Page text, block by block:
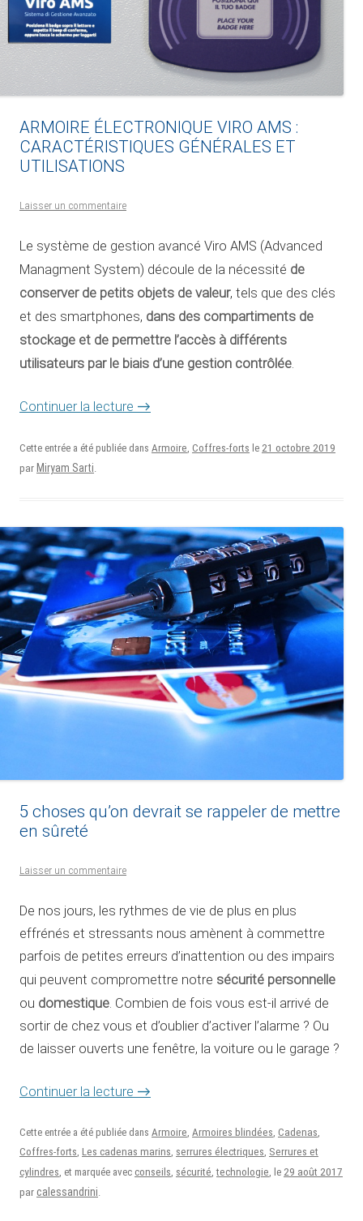
ARMOIRE ÉLECTRONIQUE VIRO AMS :
CARACTÉRISTIQUES GÉNÉRALES ET
UTILISATIONS
Laisser un commentaire
Le système de gestion avancé Viro AMS (Advanced
Managment System) découle de la nécessité de
conserver de petits objets de valeur, tels que des clés
et des smartphones, dans des compartiments de
stockage et de permettre l’accès à différents
utilisateurs par le biais d’une gestion contrôlée.
Continuer la lecture →
Cette entrée a été publiée dans Armoire Coffres-forts le 21 octobre 2019
par Miryam Sarti
5 choses qu’on devrait se rappeler de mettre
en sûreté
Laisser un commentaire
De nos jours, les rythmes de vie de plus en plus
effrénés et stressants nous amènent à commettre
parfois de petites erreurs d’inattention ou des impairs
qui peuvent compromettre notre sécurité personnelle
ou domestique . Combien de fois vous est-il arrivé de
sortir de chez vous et d’oublier d’activer l’alarme ? Ou
de laisser ouverts une fenêtre, la voiture ou le garage ?
Continuer la lecture →
Cette entrée a été publiée dans Armoire Armoires blindées Cadenas
Coffres-forts Les cadenas marins serrures électriques Serrures et
cylindres , et marquée avec conseils sécurité ,technologie , le 29 août 2017
par calessandrini